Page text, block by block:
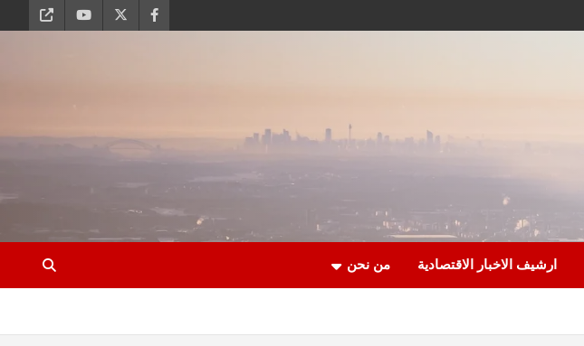
ارشيف الاخبار الاقتصادية من نحن